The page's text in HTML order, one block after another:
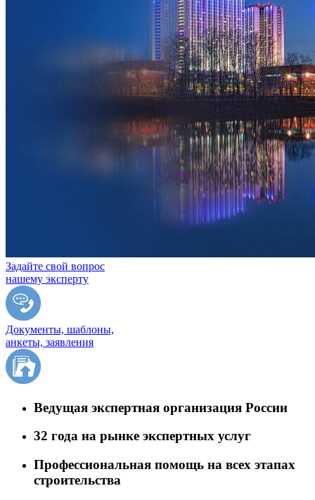
Задайте свой вопрос
нашему эксперту
Документы, шаблоны,
анкеты, заявления
Ведущая экспертная организация России
32 года на рынке экспертных услуг
Профессиональная помощь на всех этапах
строительства